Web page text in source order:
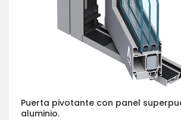
Puerta pivotante con panel
aluminio.